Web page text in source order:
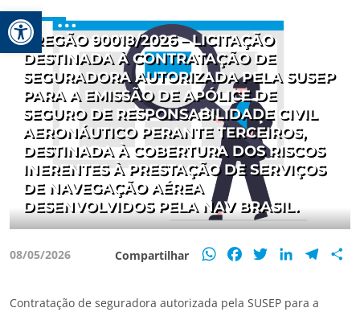
Barra de Ferramentas Aberta
PREGÃO 90018/2026 – LICITAÇÃO
DESTINADA À CONTRATAÇÃO DE
SEGURADORA AUTORIZADA PELA SUSEP
PARA A EMISSÃO DE APÓLICE DE
SEGURO DE RESPONSABILIDADE CIVIL
AERONÁUTICO PERANTE TERCEIROS,
DESTINADA À COBERTURA DOS RISCOS
INERENTES À PRESTAÇÃO DE SERVIÇOS
DE NAVEGAÇÃO AÉREA
DESENVOLVIDOS PELA NAV BRASIL.
08/05/2026 Compartilhar WhatsApp
FacebookTwitterLinkedIn
Contratação de seguradora autorizada pela SUSEP para a